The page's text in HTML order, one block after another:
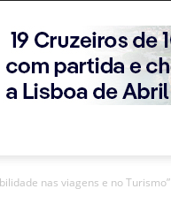
nas viagens e no Turismo”